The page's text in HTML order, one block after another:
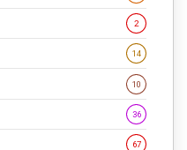
2
14
10
36
67